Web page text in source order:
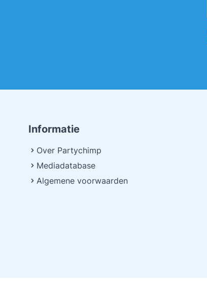
Informatie
Over Partychimp
Mediadatabase
Algemene voorwaarden